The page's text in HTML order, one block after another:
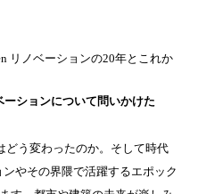
リノベーションの20年とこれか
ションについて問いかけた
どう変わったのか。そして時代
やその界隈で活躍するエポック